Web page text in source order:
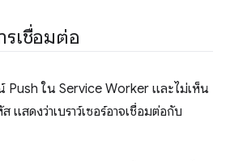
เชื่อมต่อ
Push ใน Service Worker และไม่เห็น
แสดงว่าเบราว์เซอร์อาจเชื่อมต่อกับ